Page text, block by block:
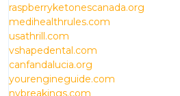
raspberryketonescanada.org
medihealthrules.com
usathrill.com
vshapedental.com
canfandalucia.org
yourengineguide.com
nybreakings.com